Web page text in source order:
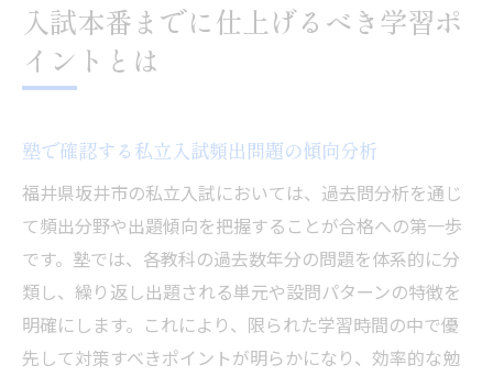
入試本番までに仕上げるべき学習ポ
イントとは
塾で確認する私立入試頻出問題の傾向分析
福井県坂井市の私立入試においては、過去問分析を通じ
て頻出分野や出題傾向を把握することが合格への第一歩
です。塾では、各教科の過去数年分の問題を体系的に分
類し、繰り返し出題される単元や設問パターンの特徴を
明確にします。これにより、限られた学習時間の中で優
先して対策すべきポイントが明らかになり、効率的な勉